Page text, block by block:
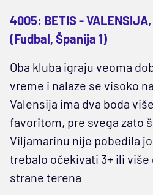
4005: BETIS -
(Fudbal, Španija 1)
Oba kluba igraju veoma
vreme i nalaze se visoko
Valensija ima dva boda
favoritom, pre svega zato
Viljamarinu nije pobedila
trebalo očekivati 3+ ili više
strane terena